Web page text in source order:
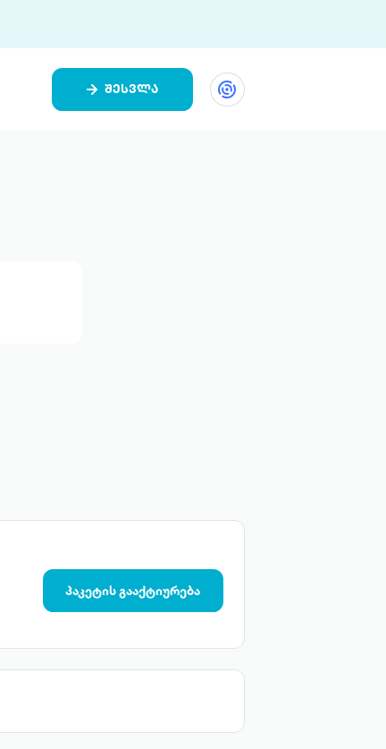
შესვლა
პაკეტის გააქტიურება